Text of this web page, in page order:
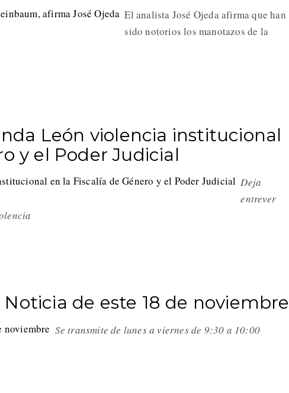
El analista José Ojeda afirma que han
sido notorios los manotazos de la
León violencia institucional
y el Poder Judicial
Deja
entrever
de este 18 de noviembre
Se transmite de lunes a viernes de 9:30 a 10:00